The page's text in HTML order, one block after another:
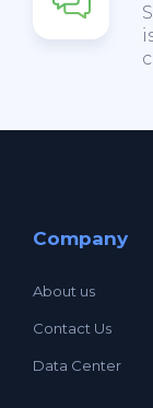
Company
About us
Contact Us
Data Center